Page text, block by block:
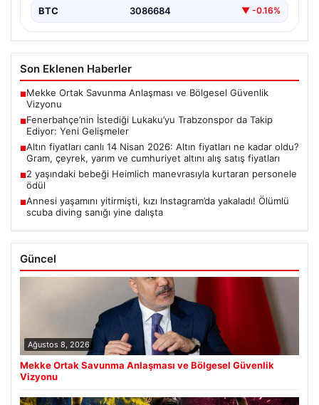
BTC 3086684 ▼ -0.16%
Son Eklenen Haberler
■Mekke Ortak Savunma Anlaşması ve Bölgesel Güvenlik
Vizyonu
■Fenerbahçe’nin İstediği Lukaku’yu Trabzonspor da Takip
Ediyor: Yeni Gelişmeler
■Altın fiyatları canlı 14 Nisan 2026: Altın fiyatları ne kadar oldu?
Gram, çeyrek, yarım ve cumhuriyet altını alış satış fiyatları
■2 yaşındaki bebeği Heimlich manevrasıyla kurtaran personele
ödül
■Annesi yaşamını yitirmişti, kızı Instagram’da yakaladı! Ölümlü
scuba diving sanığı yine dalışta
Güncel
Ağustos 8, 2026
Mekke Ortak Savunma Anlaşması ve Bölgesel Güvenlik
Vizyonu